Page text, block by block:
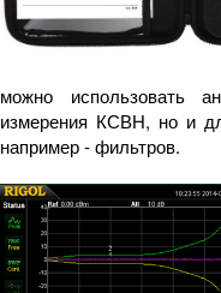
можно использовать
измерения КСВН, но и
например - фильтров.